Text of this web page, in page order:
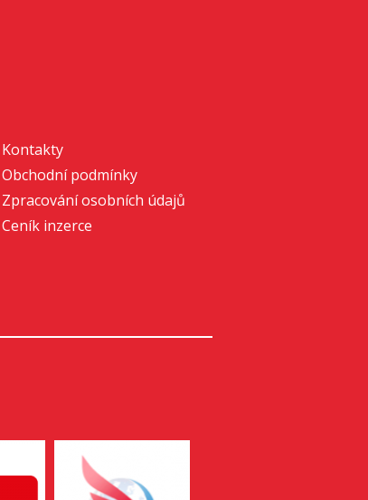
Kontakty
Obchodní podmínky
Zpracování osobních údajů
Ceník inzerce